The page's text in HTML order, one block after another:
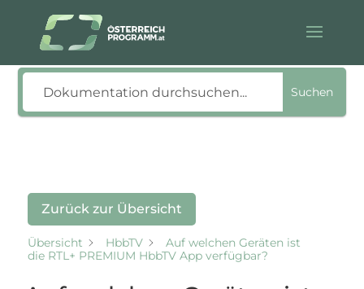
Suche
Suchen
Zurück zur Übersicht
Übersicht HbbTV
Auf welchen Geräten ist
die RTL+ PREMIUM HbbTV App verfügbar?